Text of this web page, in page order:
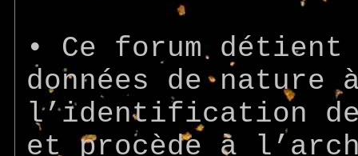
• Ce forum
données de nature
l’identification
et procède à